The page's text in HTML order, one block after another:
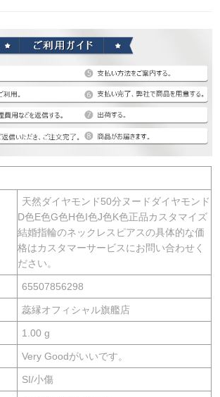
天然ダイヤモンド50分ヌードダイヤモンド
D色E色G色H色I色J色K色正品カスタマイズ
結婚指輪のネックレスピアスの具体的な価
格はカスタマーサービスにお問い合わせく
ださい。
65507856298
蕊縁オフィシャル旗艦店
1.00 g
Very Goodがいいです。
SI/小傷